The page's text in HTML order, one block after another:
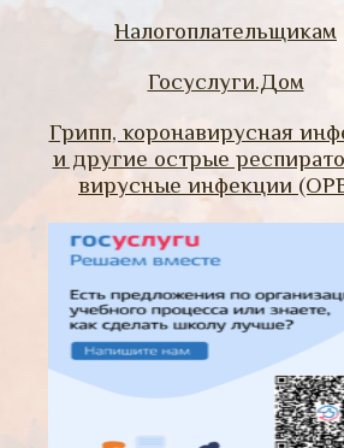
Налогоплательщикам
Госуслуги.Дом
Грипп, коронавирусная
и другие острые
вирусные инфекции